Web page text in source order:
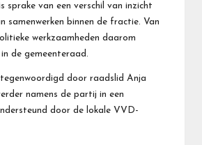
sprake van een verschil van inzicht
samenwerken binnen de fractie. Van
werkzaamheden daarom
de gemeenteraad.
door raadslid Anja
namens de partij in een
door de lokale VVD-